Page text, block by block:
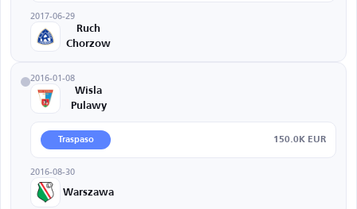
2017-06-29
Ruch
Chorzow
2016-01-08
Wisla
Pulawy
Traspaso 150.0K EUR
2016-08-30
Warszawa